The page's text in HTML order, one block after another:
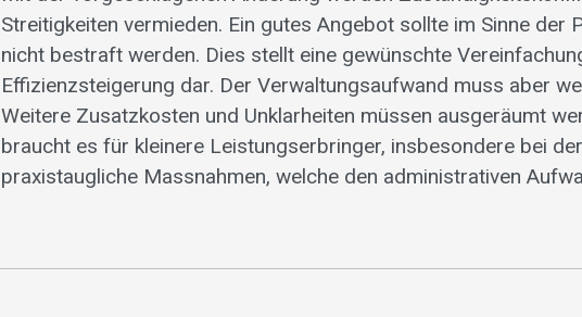
Streitigkeiten vermieden. Ein gutes Angebot sollte im Sinne der
nicht bestraft werden. Dies stellt eine gewünschte
Effizienzsteigerung dar. Der Verwaltungsaufwand muss aber
Weitere Zusatzkosten und Unklarheiten müssen ausgeräumt
braucht es für kleinere Leistungserbringer, insbesondere bei
praxistaugliche Massnahmen, welche den administrativen